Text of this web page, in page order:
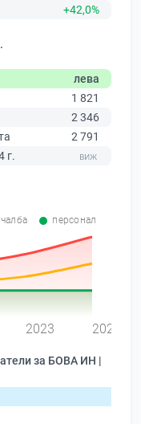
+42,0%
лева
1 821
2 346
2 791
г.
персонал
2023 2024
за БОВА ИН |